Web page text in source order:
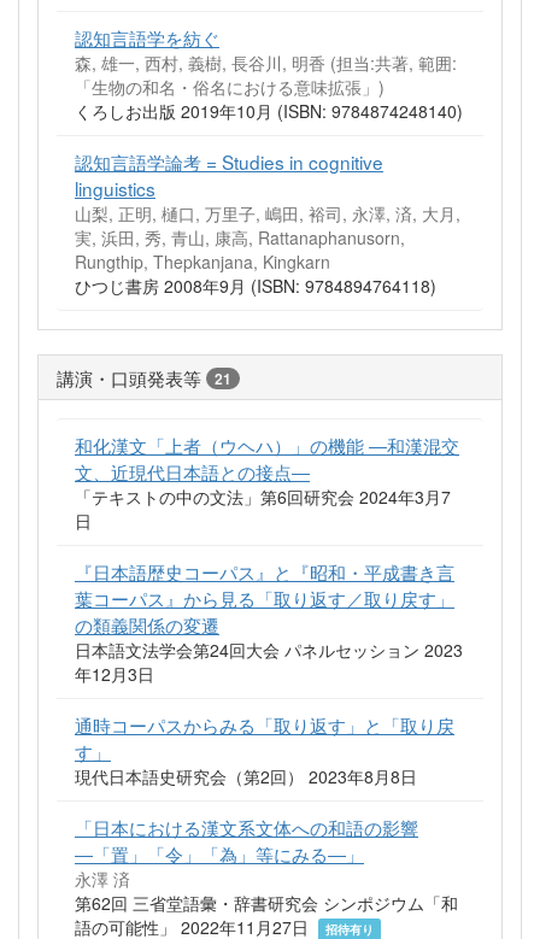
認知言語学を紡ぐ
森, 雄一, 西村, 義樹, 長谷川, 明香 (担当:共著, 範囲:
「生物の和名・俗名における意味拡張」)
くろしお出版 2019年10月 (ISBN: 9784874248140)
認知言語学論考 = Studies in cognitive
linguistics
山梨, 正明, 樋口, 万里子, 嶋田, 裕司, 永澤, 済, 大月,
実, 浜田, 秀, 青山, 康高, Rattanaphanusorn,
Rungthip, Thepkanjana, Kingkarn
ひつじ書房 2008年9月 (ISBN: 9784894764118)
講演・口頭発表等 21
和化漢文「上者（ウヘハ）」の機能 ―和漢混交
文、近現代日本語との接点―
「テキストの中の文法」第6回研究会 2024年3月7
日
『日本語歴史コーパス』と『昭和・平成書き言
葉コーパス』から見る「取り返す／取り戻す」
の類義関係の変遷
日本語文法学会第24回大会 パネルセッション 2023
年12月3日
通時コーパスからみる「取り返す」と「取り戻
す」
現代日本語史研究会（第2回） 2023年8月8日
「日本における漢文系文体への和語の影響
―「置」「令」「為」等にみる―」
永澤 済
第62回 三省堂語彙・辞書研究会 シンポジウム「和
語の可能性」 2022年11月27日
招待有り